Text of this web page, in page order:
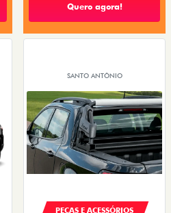
Quero agora!
SANTO ANTÔNIO
PEÇAS E ACESSÓRIOS